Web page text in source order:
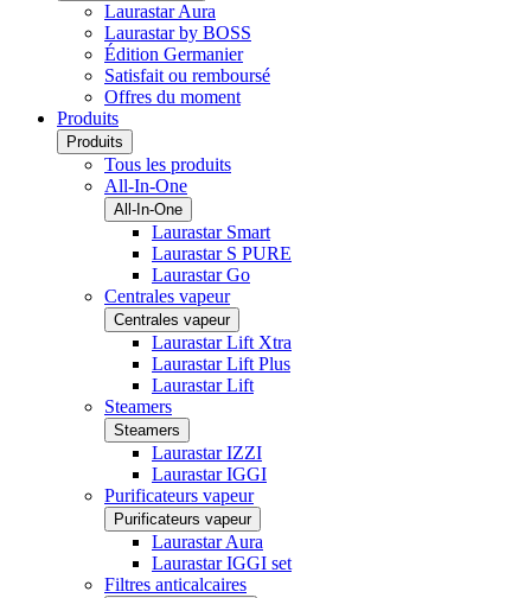
Laurastar Aura
Laurastar by BOSS
Édition Germanier
Satisfait ou remboursé
Offres du moment
Produits
Produits
Tous les produits
All-In-One
All-In-One
Laurastar Smart
Laurastar S PURE
Laurastar Go
Centrales vapeur
Centrales vapeur
Laurastar Lift Xtra
Laurastar Lift Plus
Laurastar Lift
Steamers
Steamers
Laurastar IZZI
Laurastar IGGI
Purificateurs vapeur
Purificateurs vapeur
Laurastar Aura
Laurastar IGGI set
Filtres anticalcaires